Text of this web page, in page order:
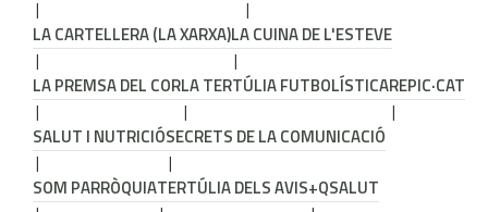
LA CARTELLERA (LA XARXA)LA CUINA DE L'ESTEVE
LA PREMSA DEL CORLA TERTÚLIA FUTBOLÍSTICAREPIC·CAT
SALUT I NUTRICIÓSECRETS DE LA COMUNICACIÓ
SOM PARRÒQUIATERTÚLIA DELS AVIS+QSALUT